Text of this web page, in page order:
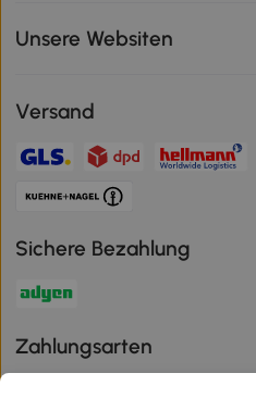
Unsere Websiten
Versand
Sichere Bezahlung
Zahlungsarten